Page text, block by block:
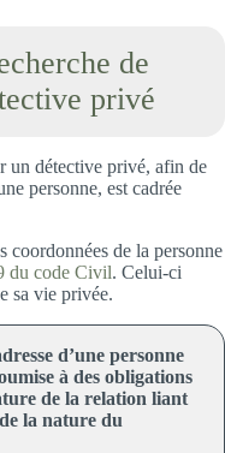
de
privé
un détective privé, afin de
personne, est cadrée
coordonnées de la personne
du code Civil. Celui-ci
sa vie privée.
d’une personne
à des obligations
de la relation liant
la nature du